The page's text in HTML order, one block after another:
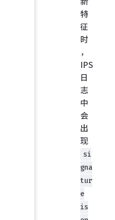
特
征
时
，
IPS
日
志
中
会
出
现
si
gna
tur
e
is